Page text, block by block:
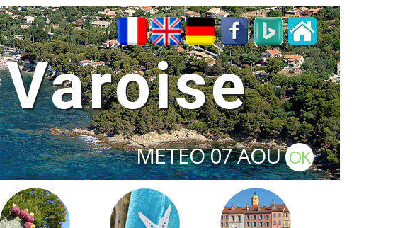
METEO07 AOUOK